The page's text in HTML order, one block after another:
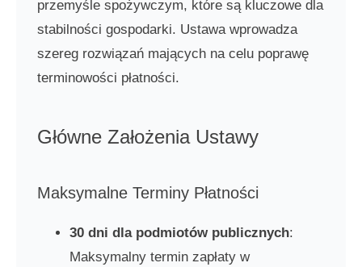
przemyśle spożywczym, które są kluczowe dla
stabilności gospodarki. Ustawa wprowadza
szereg rozwiązań mających na celu poprawę
terminowości płatności.
Główne Założenia Ustawy
Maksymalne Terminy Płatności
30 dni dla podmiotów publicznych:
Maksymalny termin zapłaty w